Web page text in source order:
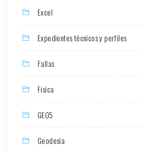
Excel
Expedientes técnicos y perfiles
Fallas
Física
GEO5
Geodesia